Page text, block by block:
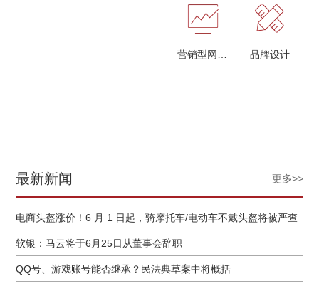
品牌设计
最新新闻 更多>>
电商头盔涨价！6 月 1 日起，骑摩托车/电动车不戴头盔将被严查
软银：马云将于6月25日从董事会辞职
QQ号、游戏账号能否继承？民法典草案中将概括